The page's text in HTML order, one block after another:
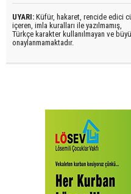
UYARI: Küfür, hakaret, rencide edici
içeren, imla kuralları ile yazılmamış,
Türkçe karakter kullanılmayan ve
onaylanmamaktadır.